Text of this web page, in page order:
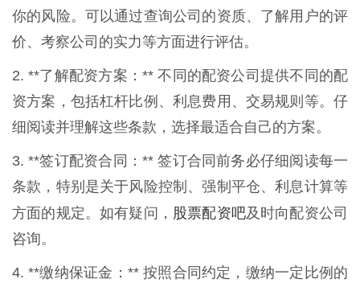
你的风险。可以通过查询公司的资质、了解用户的评
价、考察公司的实力等方面进行评估。
2. **了解配资方案：** 不同的配资公司提供不同的配
资方案，包括杠杆比例、利息费用、交易规则等。仔
细阅读并理解这些条款，选择最适合自己的方案。
3. **签订配资合同：** 签订合同前务必仔细阅读每一
条款，特别是关于风险控制、强制平仓、利息计算等
方面的规定。如有疑问， 股票配资吧及时向配资公司
咨询。
4. **缴纳保证金：** 按照合同约定，缴纳一定比例的